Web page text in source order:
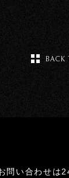
BACK
問い合わせは